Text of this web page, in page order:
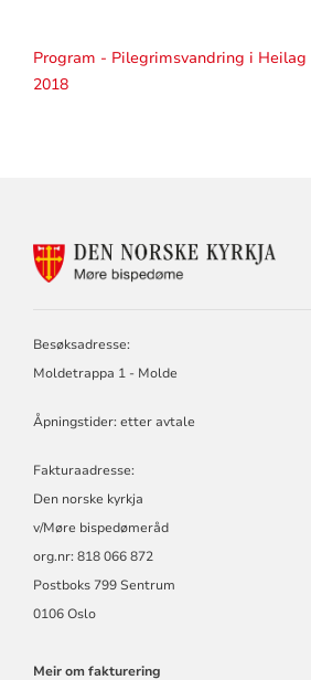
Program - Pilegrimsvandring i
2018
Besøksadresse:
Moldetrappa 1 - Molde
Åpningstider: etter avtale
Fakturaadresse:
Den norske kyrkja
v/Møre bispedømeråd
org.nr: 818 066 872
Postboks 799 Sentrum
0106 Oslo
Meir om fakturering